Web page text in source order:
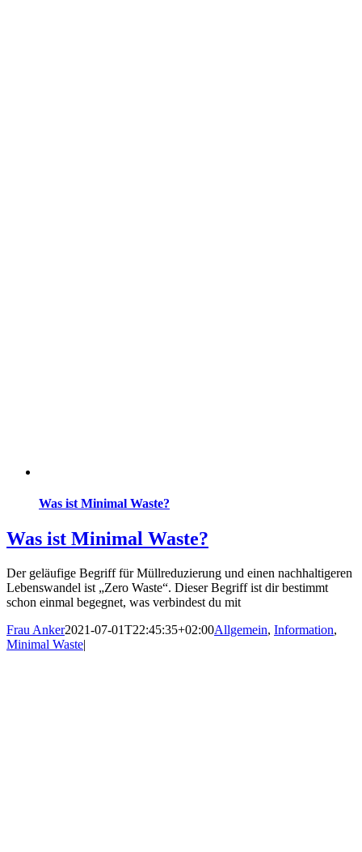
Was ist Minimal Waste?
Was ist Minimal Waste?
Der geläufige Begriff für Müllreduzierung und einen nachhaltigeren
Lebenswandel ist „Zero Waste“. Dieser Begriff ist dir bestimmt
schon einmal begegnet, was verbindest du mit
Frau Anker2021-07-01T22:45:35+02:00Allgemein, Information,
Minimal Waste|